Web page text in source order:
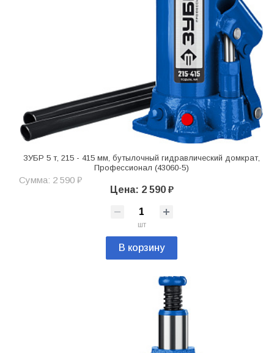
ЗУБР 5 т, 215 - 415 мм, бутылочный гидравлический домкрат,
Профессионал (43060-5)
Сумма: 2 590 ₽
Цена: 2 590 ₽
шт
В корзину